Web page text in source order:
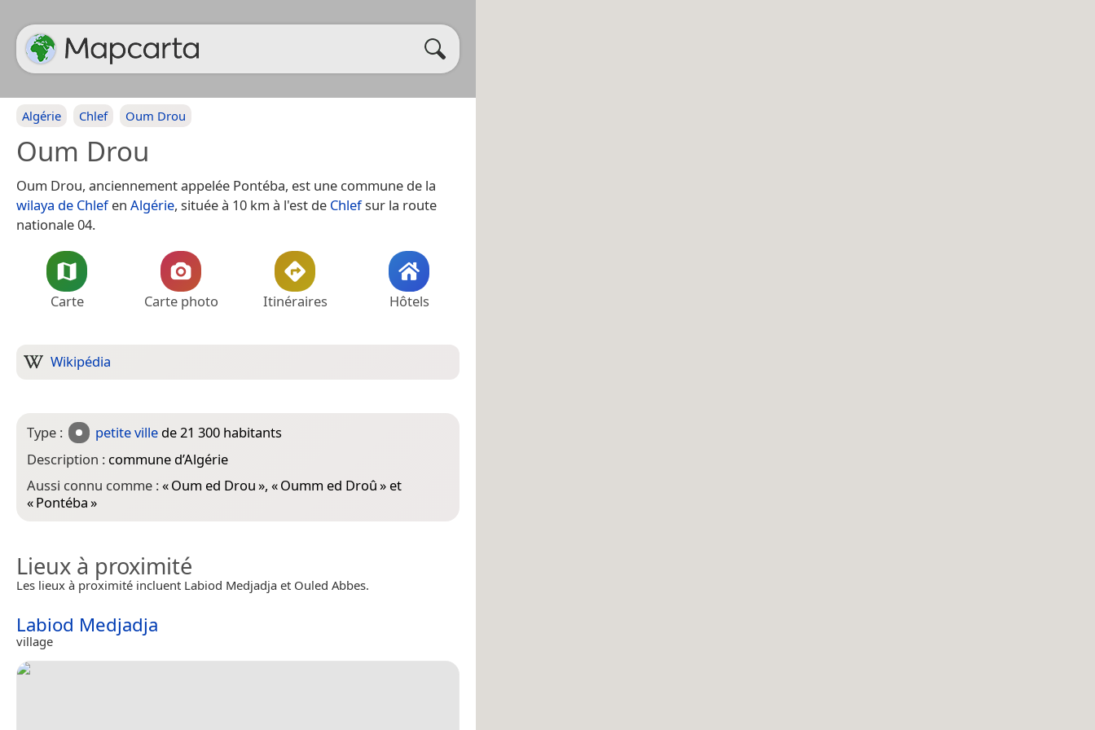
Algérie Chlef Oum Drou
Oum Drou
Oum Drou, anciennement appelée Pontéba, est une commune de la
wilaya de Chlefen Algérie, située à 10 km à l'est de Chlefsur la route
nationale 04.
Carte Carte photo Itinéraires Hôtels
Wikipédia
Type : petite ville de 21 300 habitants
Description : commune d’Algérie
Aussi connu comme :«Oum ed Drou», «Oumm ed Droû» et
«Pontéba»
Lieux à proximité
Les lieux à proximité incluent Labiod Medjadja et Ouled Abbes.
Labiod Medjadja
village